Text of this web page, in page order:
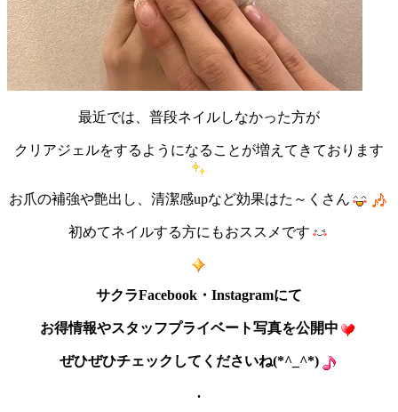
最近では、普段ネイルしなかった方が
クリアジェルをするようになることが増えてきております
お爪の補強や艶出し、清潔感upなど効果はた～くさん
初めてネイルする方にもおススメです
サクラFacebook・Instagramにて
お得情報やスタッフプライベート写真を公開中
ぜひぜひチェックしてくださいね(*^_^*)
.